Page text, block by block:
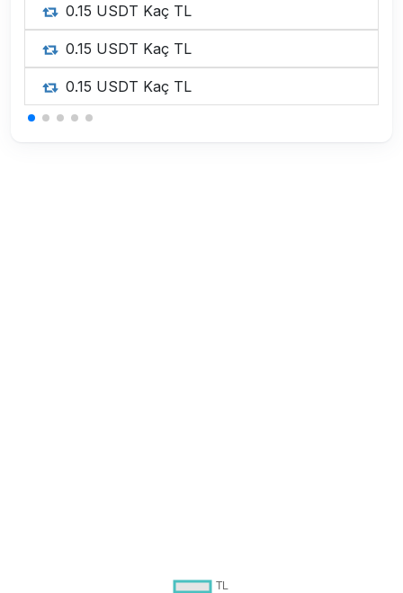
0.15 USDT Kaç TL
0.15 USDT Kaç TL
0.15 USDT Kaç TL